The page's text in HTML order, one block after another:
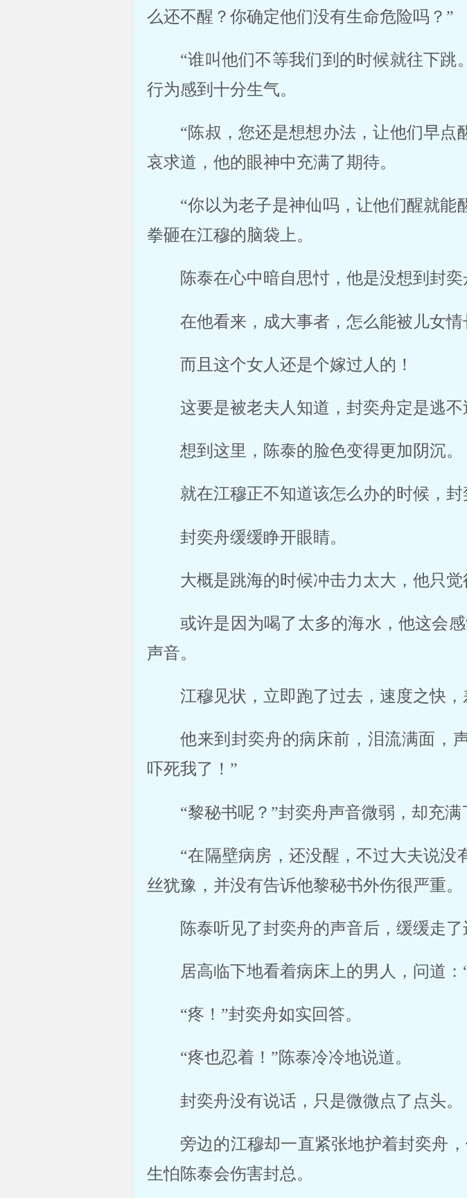
么还不醒？你确定他们没有生命危险吗？”
“谁叫他们不等我们到的时候就往下跳
行为感到十分生气。
“陈叔，您还是想想办法，让他们早点
哀求道，他的眼神中充满了期待。
“你以为老子是神仙吗，让他们醒就
拳砸在江穆的脑袋上。
陈泰在心中暗自思忖，他是没想到封
在他看来，成大事者，怎么能被儿女情
而且这个女人还是个嫁过人的！
这要是被老夫人知道，封奕舟定是逃不
想到这里，陈泰的脸色变得更加阴沉。
就在江穆正不知道该怎么办的时候，
封奕舟缓缓睁开眼睛。
大概是跳海的时候冲击力太大，他只
或许是因为喝了太多的海水，他这会
声音。
江穆见状，立即跑了过去，速度之快，
他来到封奕舟的病床前，泪流满面，
吓死我了！”
“黎秘书呢？”封奕舟声音微弱，却充满
“在隔壁病房，还没醒，不过大夫说
丝犹豫，并没有告诉他黎秘书外伤很严重。
陈泰听见了封奕舟的声音后，缓缓走了
居高临下地看着病床上的男人，问道：
“疼！”封奕舟如实回答。
“疼也忍着！”陈泰冷冷地说道。
封奕舟没有说话，只是微微点了点头。
旁边的江穆却一直紧张地护着封奕舟
生怕陈泰会伤害封总。